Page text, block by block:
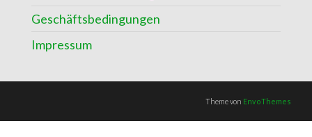
Geschäftsbedingungen
Impressum
Theme von EnvoThemes